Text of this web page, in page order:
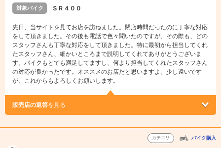
対象バイク ＳＲ４００
先日、当サイトを見てお店を訪ねました。閉店時間だったのに丁寧な対応
をして頂きました。その後も電話で色々聞いたのですが、その際も、どの
スタッフさんも丁寧な対応をして頂きました。特に最初から担当してくれ
たスタッフさん、細かいところまで説明してくれてありがとうございま
す。バイクもとても満足してますし、何より担当してくれたスタッフさん
の対応が良かったです。オススメのお店だと思いますよ。少し遠いです
が、これからもよろしくお願いします。
販売店の返答を見る
カテゴリ バイク購入